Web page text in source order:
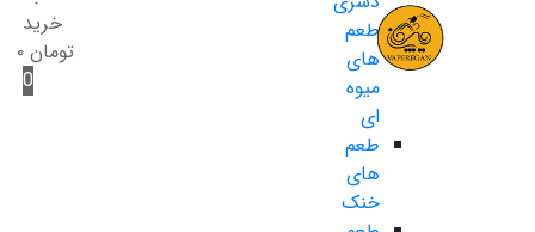
طعم
های
میوه
ای
طعم
های
خنک
خرید
تومان ۰
0